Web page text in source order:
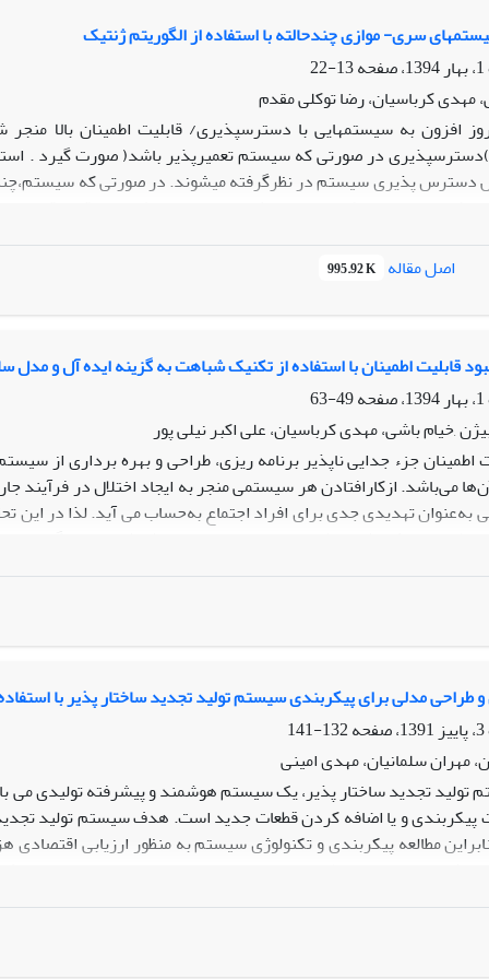
سری- موازی چندحالته با استفاده از الگوریتم ژنتیک
13-22
مهدی کرباسیان، رضا توکلی مقدم
افزون به سیستمهایی با دسترسپذیری/ قابلیت اطمینان بالا
)دسترسپذیری در صورتی که سیستم تعمیرپذیر باشد( صورت گیرد .
دسترس پذیری سیستم در نظرگرفته میشوند. در صورتی که
سیستم بهکار میروند نقش مهمیدر ارائه یک پاسخ قابل قبول
دسترسپذیریسیستم از حد قابل قبولی بیشتر باشد، کمینه نماید.
متفاوت باشند.هر دو اجزا و سیستم میتوانند حالتهای متفاوتی
بهینهکردن ساختار سیستم از الگوریتم ژنتیک استفاده میشود.
اصل مقاله 995.92 K
قابلیت اطمینان با استفاده از تکنیک شباهت به گزینه ایده آل و مدل
49-63
,خیام باشی، مهدی کرباسیان، علی اکبر نیلی پور
اطمینان جزء جدایی ناپذیر برنامه ریزی، طراحی و بهره برداری از
می‌باشد. ازکارافتادن هر سیستمی منجر به ایجاد اختلال در فرآیند
به‌عنوان تهدیدی جدی برای افراد اجتماع به‌حساب می آید. لذا در
اطمینان موثر باشد را شناسایی و با استفاده از روش شباهت به
با استفاده از مدل ساختار تفسیری ارتباط علت و معلولی تکنیک‌ها
درک و توسعه ارتباط میان قابلیت اطمینان و سایر تکنیک های مهندسی
و طراحی مدلی برای پیکربندی سیستم تولید تجدید ساختار پذیر با
132-141
مهران سلمانیان، مهدی امینی
تولید تجدید ساختار پذیر، یک سیستم هوشمند و پیشرفته تولیدی می
پیکربندی و یا اضافه کردن قطعات جدید است. هدف سیستم تولید
مطالعه پیکربندی و تکنولوژی سیستم به منظور ارزیابی
قابلیت اطمینان، تبدیل پذیری، کیفیت، بهره‌وری و نرخ جریان مواد